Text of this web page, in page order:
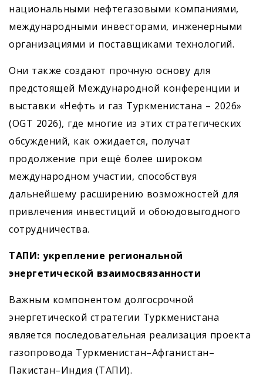
национальными нефтегазовыми компаниями,
международными инвесторами, инженерными
организациями и поставщиками технологий.
Они также создают прочную основу для
предстоящей Международной конференции и
выставки «Нефть и газ Туркменистана – 2026»
(OGT 2026), где многие из этих стратегических
обсуждений, как ожидается, получат
продолжение при ещё более широком
международном участии, способствуя
дальнейшему расширению возможностей для
привлечения инвестиций и обоюдовыгодного
сотрудничества.
ТАПИ: укрепление региональной
энергетической взаимосвязанности
Важным компонентом долгосрочной
энергетической стратегии Туркменистана
является последовательная реализация проекта
газопровода Туркменистан–Афганистан–
Пакистан–Индия (ТАПИ).